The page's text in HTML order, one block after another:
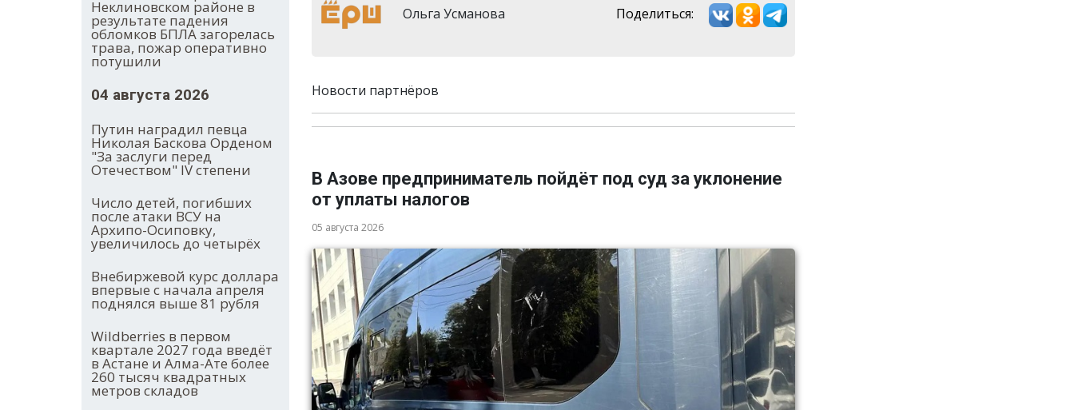
Неклиновском районе в
результате падения
обломков БПЛА загорелась
трава, пожар оперативно
потушили
04 августа 2026
Путин наградил певца
Николая Баскова Орденом
"За заслуги перед
Отечеством" IV степени
Число детей, погибших
после атаки ВСУ на
Архипо-Осиповку,
увеличилось до четырёх
Внебиржевой курс доллара
впервые с начала апреля
поднялся выше 81 рубля
Wildberries в первом
квартале 2027 года введёт
в Астане и Алма-Ате более
260 тысяч квадратных
метров складов
Ольга Усманова Поделиться:
Новости партнёров
В Азове предприниматель пойдёт под суд за уклонение
от уплаты налогов
05 августа 2026